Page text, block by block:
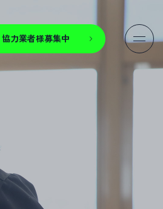
協力業者様募集中